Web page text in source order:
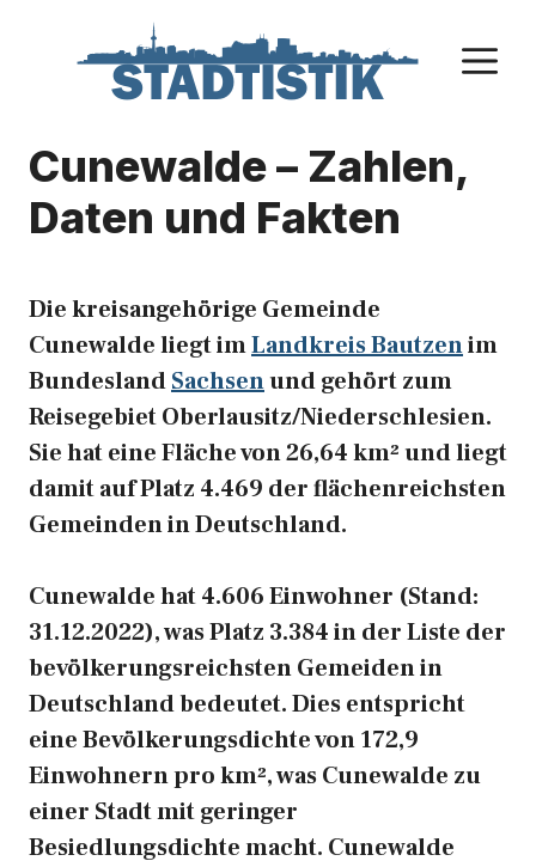
Cunewalde – Zahlen,
Daten und Fakten
Die kreisangehörige Gemeinde
Cunewalde liegt imLandkreis Bautzenim
BundeslandSachsenund gehört zum
Reisegebiet Oberlausitz/Niederschlesien.
Sie hat eine Fläche von 26,64 km² und liegt
damit auf Platz 4.469 der flächenreichsten
Gemeinden in Deutschland.
Cunewalde hat 4.606 Einwohner (Stand:
31.12.2022), was Platz 3.384 in der Liste der
bevölkerungsreichsten Gemeiden in
Deutschland bedeutet. Dies entspricht
eine Bevölkerungsdichte von 172,9
Einwohnern pro km², was Cunewalde zu
einer Stadt mit geringer
Besiedlungsdichte macht. Cunewalde